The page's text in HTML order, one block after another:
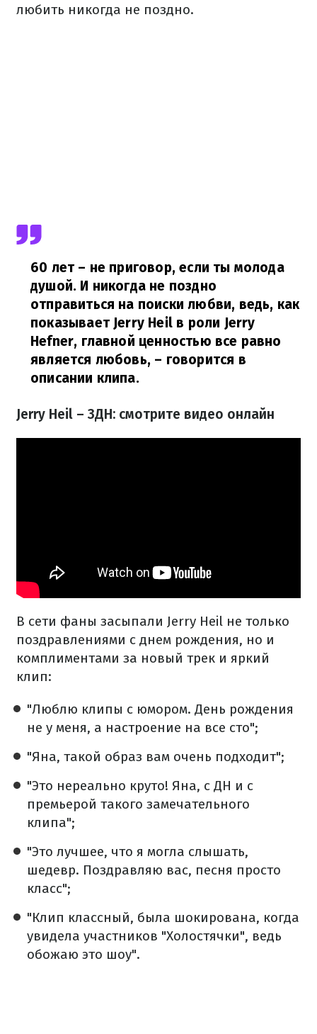
любить никогда не поздно.
60 лет – не приговор, если ты молода
душой. И никогда не поздно
отправиться на поиски любви, ведь, как
показывает Jerry Heil в роли Jerry
Hefner, главной ценностью все равно
является любовь, – говорится в
описании клипа.
Jerry Heil – ЗДН: смотрите видео онлайн
В сети фаны засыпали Jerry Heil не только
поздравлениями с днем рождения, но и
комплиментами за новый трек и яркий
клип:
"Люблю клипы с юмором. День рождения
не у меня, а настроение на все сто";
"Яна, такой образ вам очень подходит";
"Это нереально круто! Яна, с ДН и с
премьерой такого замечательного
клипа";
"Это лучшее, что я могла слышать,
шедевр. Поздравляю вас, песня просто
класс";
"Клип классный, была шокирована, когда
увидела участников "Холостячки", ведь
обожаю это шоу".